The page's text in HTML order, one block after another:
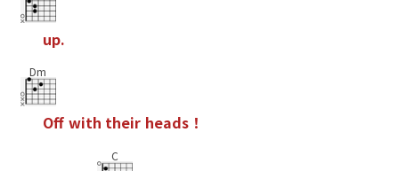
up.
Dm
Of with their heads！
C